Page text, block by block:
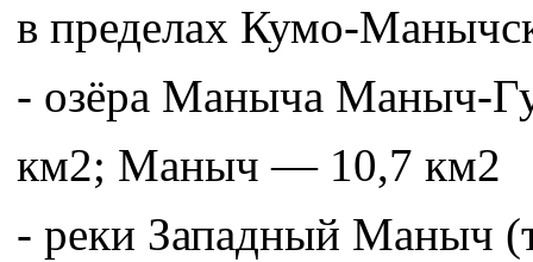
в пределах Кумо-
- озёра Маныча Маныч-
км2; Маныч — 10,7 км2
- реки Западный Маныч